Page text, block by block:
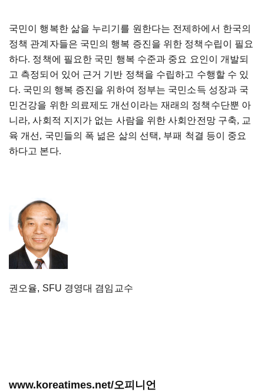
국민이 행복한 삶을 누리기를 원한다는 전제하에서 한국의
정책 관계자들은 국민의 행복 증진을 위한 정책수립이 필요
하다. 정책에 필요한 국민 행복 수준과 중요 요인이 개발되
고 측정되어 있어 근거 기반 정책을 수립하고 수행할 수 있
다. 국민의 행복 증진을 위하여 정부는 국민소득 성장과 국
민건강을 위한 의료제도 개선이라는 재래의 정책수단뿐 아
니라,사회적 지지가 없는 사람을 위한 사회안전망 구축, 교
육 개선 , 국민들의 폭 넒은 삶의 선택, 부패 척결 등이 중요
하다고 본다.
권오율, SFU 경영대 겸임교수
www.koreatimes.net/오피니언